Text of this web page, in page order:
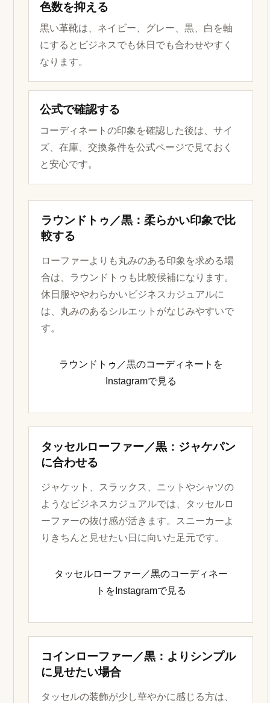
色数を抑える
黒い革靴は、ネイビー、グレー、黒、白を軸
にするとビジネスでも休日でも合わせやすく
なります。
公式で確認する
コーディネートの印象を確認した後は、サイ
ズ、在庫、交換条件を公式ページで見ておく
と安心です。
ラウンドトゥ／黒：柔らかい印象で比
較する
ローファーよりも丸みのある印象を求める場
合は、ラウンドトゥも比較候補になります。
休日服ややわらかいビジネスカジュアルに
は、丸みのあるシルエットがなじみやすいで
す。
ラウンドトゥ／黒のコーディネートを
Instagramで見る
タッセルローファー／黒：ジャケパン
に合わせる
ジャケット、スラックス、ニットやシャツの
ようなビジネスカジュアルでは、タッセルロ
ーファーの抜け感が活きます。スニーカーよ
りきちんと見せたい日に向いた足元です。
タッセルローファー／黒のコーディネー
トをInstagramで見る
コインローファー／黒：よりシンプル
に見せたい場合
タッセルの装飾が少し華やかに感じる方は、